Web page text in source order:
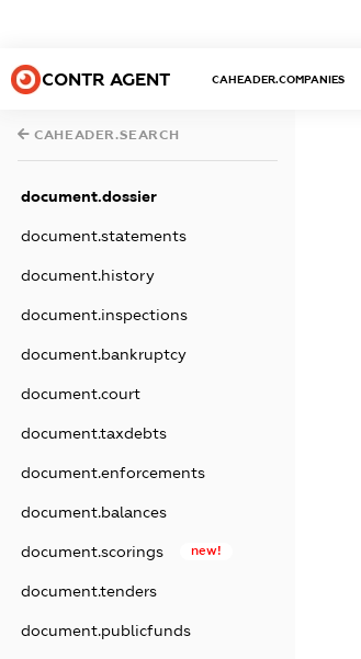
CONTR AGENT CAHEADER.COMPANIES
CAHEADER.SEARCH
document.dossier
document.statements
document.history
document.inspections
document.bankruptcy
document.court
document.taxdebts
document.enforcements
document.balances
document.scorings new!
document.tenders
document.publicfunds